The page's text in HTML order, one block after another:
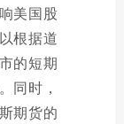
美国股
根据道
的短期
同时，
期货的